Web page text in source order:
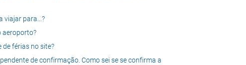
viajar para...?
aeroporto?
férias no site?
de confirmação. Como sei se se confirma a